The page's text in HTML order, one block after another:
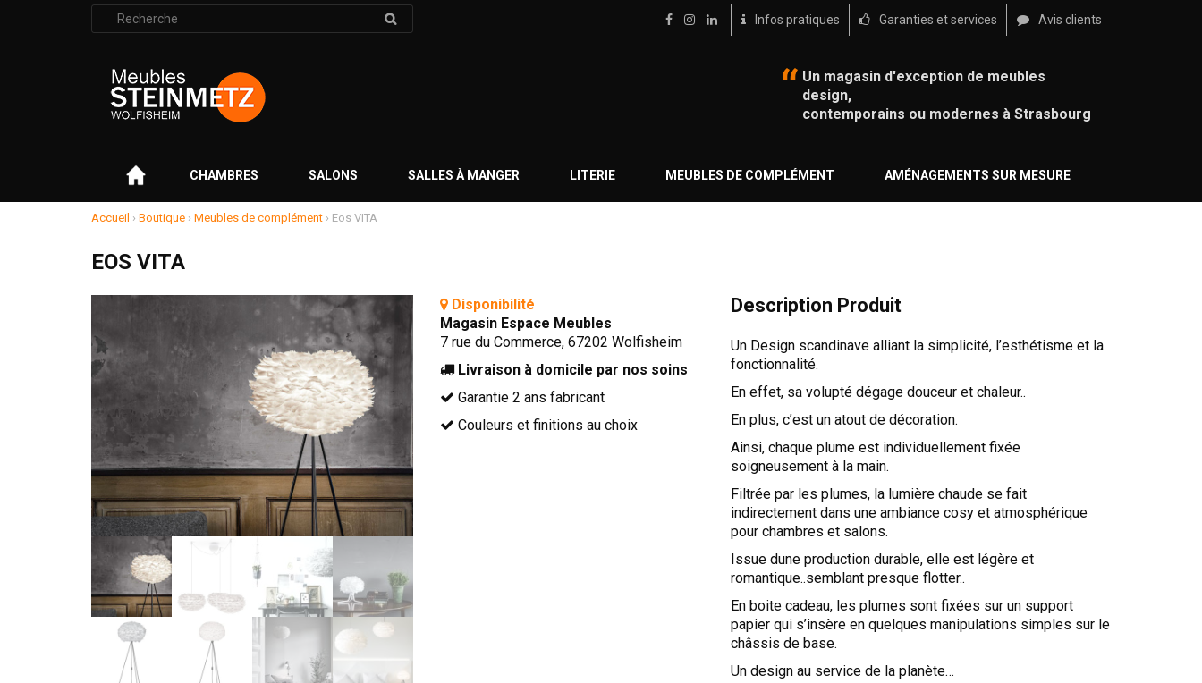
Rechercher
:
Infos pratiques Garanties et services Avis clients
Un magasin d'exception de meubles
design,
contemporains ou modernes à Strasbourg
CHAMBRES SALONS SALLES À MANGER LITERIE MEUBLES DE COMPLÉMENT AMÉNAGEMENTS SUR MESURE
Accueil › Boutique › Meubles de complément › Eos VITA
EOS VITA
Disponibilité
Magasin Espace Meubles
7 rue du Commerce, 67202 Wolfisheim
Livraison à domicile par nos soins
Garantie 2 ans fabricant
Couleurs et finitions au choix
Description Produit
Un Design scandinave alliant la simplicité, l’esthétisme et la
fonctionnalité.
En effet, sa volupté dégage douceur et chaleur..
En plus, c’est un atout de décoration.
Ainsi, chaque plume est individuellement fixée
soigneusement à la main.
Filtrée par les plumes, la lumière chaude se fait
indirectement dans une ambiance cosy et atmosphérique
pour chambres et salons.
Issue dune production durable, elle est légère et
romantique..semblant presque flotter..
En boite cadeau, les plumes sont fixées sur un support
papier qui s’insère en quelques manipulations simples sur le
châssis de base.
Un design au service de la planète…